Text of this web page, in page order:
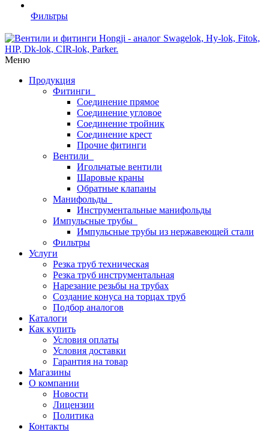
Фильтры
Меню
Продукция
Фитинги
Соединение прямое
Соединение угловое
Соединение тройник
Соединение крест
Прочие фитинги
Вентили
Игольчатые вентили
Шаровые краны
Обратные клапаны
Манифольды
Инструментальные манифольды
Импульсные трубы
Импульсные трубы из нержавеющей стали
Фильтры
Услуги
Резка труб техническая
Резка труб инструментальная
Нарезание резьбы на трубах
Создание конуса на торцах труб
Подбор аналогов
Каталоги
Как купить
Условия оплаты
Условия доставки
Гарантия на товар
Магазины
О компании
Новости
Лицензии
Политика
Контакты